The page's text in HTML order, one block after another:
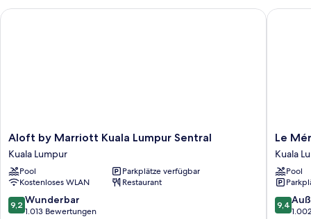
(Plus)
Aloft
by
Marriott
Kuala
Lumpur
Sentral
Kuala
Aloft by Marriott Kuala Lumpur Sentral
Kuala Lumpur
Pool
Parkplätze verfügbar
Kostenloses WLAN
Restaurant
9.2
von
9,2 Wunderbar
1.013 Bewertungen
Aloft by Marriott Kuala Lumpur Sentral
Le
Kuala
Lumpur
Kuala
Lumpur
Le
Kuala
Pool
9.4
von
9,4
Le